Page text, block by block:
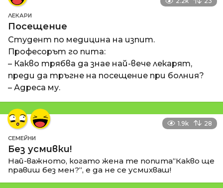
ЛЕКАРИ
Посещение
Студент по медицина на изпит.
Професорът го пита:
– Какво трябва да знае най-вече лекарят,
преди да тръгне на посещение при болния?
– Адреса му.
1.9k 28
СЕМЕЙНИ
Без усмивки!
Най-важното, когато жена те попита“Какво ще
правиш без мен?“, е да не се усмихваш!